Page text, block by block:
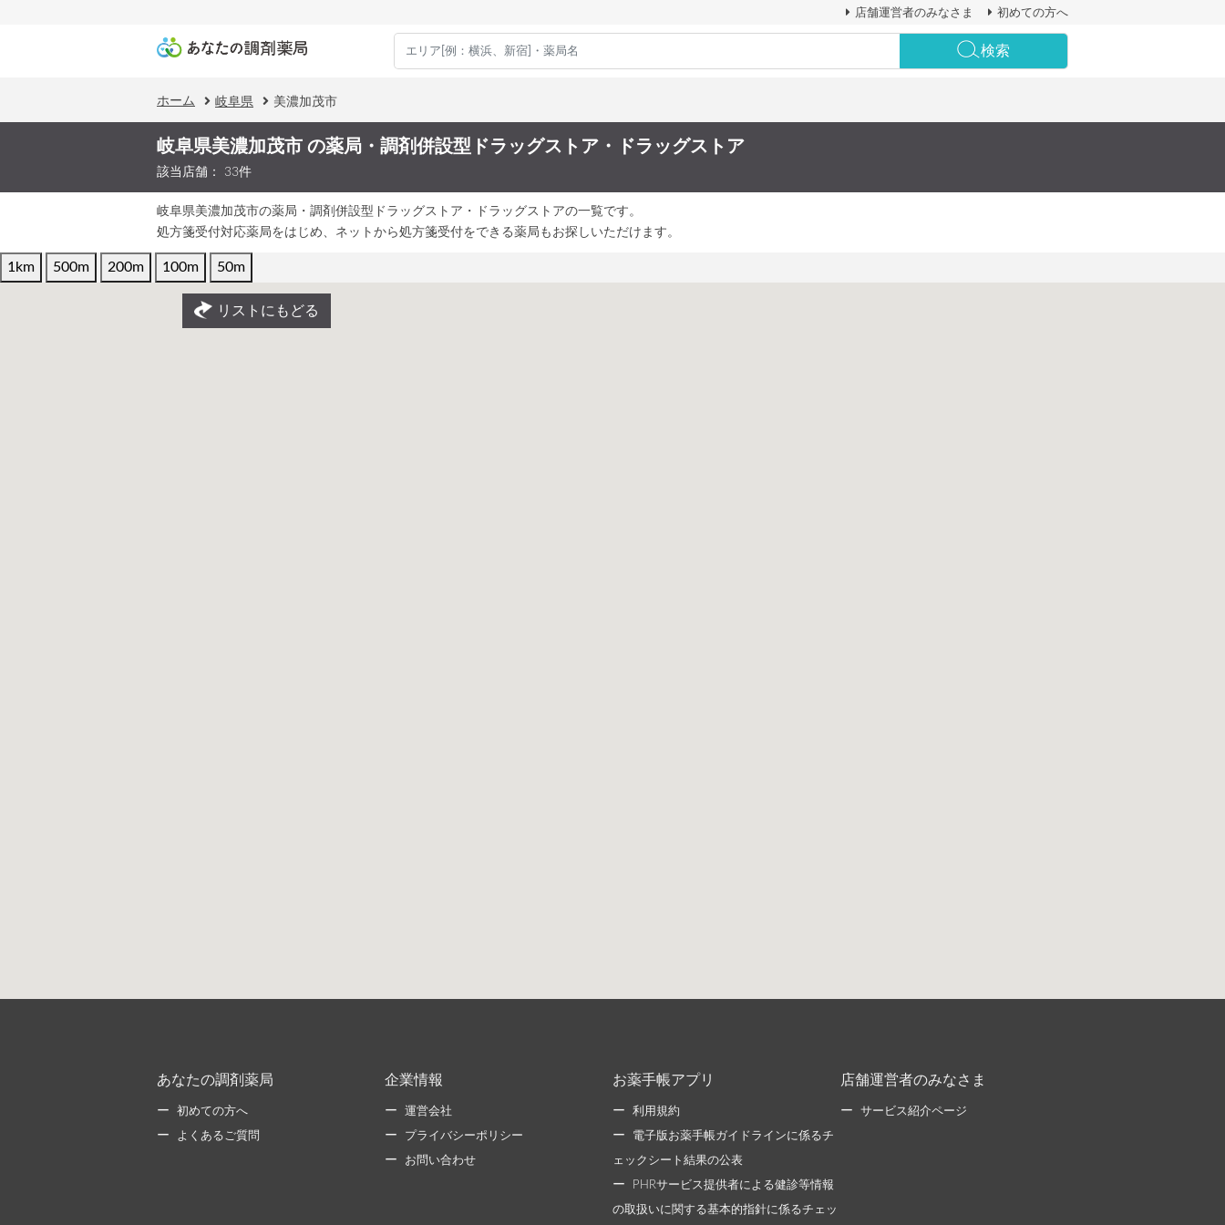
店舗運営者のみなさま 初めての方へ
検索
ホーム 岐阜県 美濃加茂市
岐阜県美濃加茂市 の薬局・調剤併設型ドラッグストア・ドラッグストア
該当店舗： 33件
岐阜県美濃加茂市の薬局・調剤併設型ドラッグストア・ドラッグストアの一覧です。
処方箋受付対応薬局をはじめ、ネットから処方箋受付をできる薬局もお探しいただけます。
1km 500m 200m 100m 50m
リストにもどる
あなたの調剤薬局
初めての方へ
よくあるご質問
企業情報
運営会社
プライバシーポリシー
お問い合わせ
お薬手帳アプリ
利用規約
電子版お薬手帳ガイドラインに係るチ
ェックシート結果の公表
PHRサービス提供者による健診等情報
の取扱いに関する基本的指針に係るチェッ
店舗運営者のみなさま
サービス紹介ページ